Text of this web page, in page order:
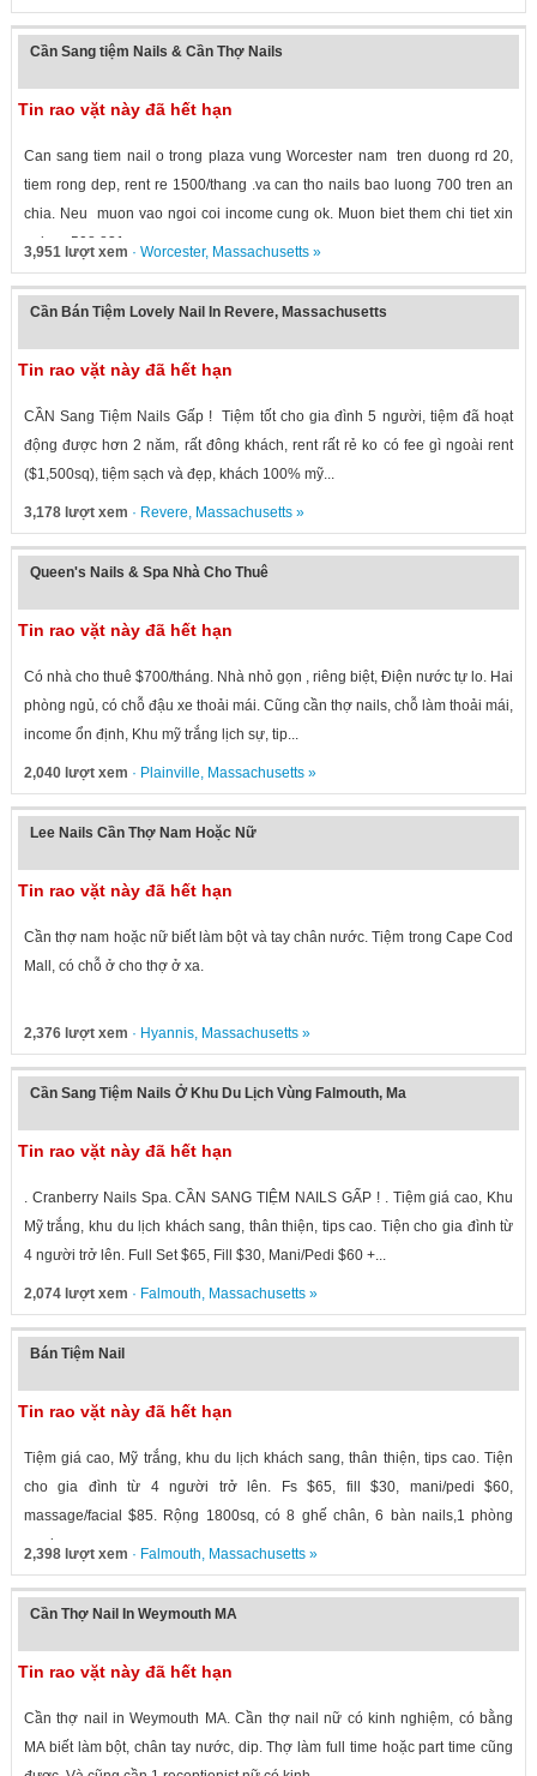
Cần Sang tiệm Nails & Cần Thợ Nails
Tin rao vặt này đã hết hạn
Can sang tiem nail o trong plaza vung Worcester nam tren duong rd 20,
tiem rong dep, rent re 1500/thang .va can tho nails bao luong 700 tren an
chia. Neu muon vao ngoi coi income cung ok. Muon biet them chi tiet xin
goi so: 508 831...
3,951 lượt xem · Worcester, Massachusetts»
Cần Bán Tiệm Lovely Nail In Revere, Massachusetts
Tin rao vặt này đã hết hạn
CẦN Sang Tiệm Nails Gấp ! Tiệm tốt cho gia đình 5 người, tiệm đã hoạt
động được hơn 2 năm, rất đông khách, rent rất rẻ ko có fee gì ngoài rent
($1,500sq), tiệm sạch và đẹp, khách 100% mỹ...
3,178 lượt xem · Revere, Massachusetts»
Queen's Nails & Spa Nhà Cho Thuê
Tin rao vặt này đã hết hạn
Có nhà cho thuê $700/tháng. Nhà nhỏ gọn , riêng biệt, Điện nước tự lo. Hai
phòng ngủ, có chỗ đậu xe thoải mái. Cũng cần thợ nails, chỗ làm thoải mái,
income ổn định, Khu mỹ trắng lịch sự, tip...
2,040 lượt xem · Plainville, Massachusetts»
Lee Nails Cần Thợ Nam Hoặc Nữ
Tin rao vặt này đã hết hạn
Cần thợ nam hoặc nữ biết làm bột và tay chân nước. Tiệm trong Cape Cod
Mall, có chỗ ở cho thợ ở xa.
2,376 lượt xem · Hyannis, Massachusetts»
Cần Sang Tiệm Nails Ở Khu Du Lịch Vùng Falmouth, Ma
Tin rao vặt này đã hết hạn
. Cranberry Nails Spa. CẦN SANG TIỆM NAILS GẤP ! . Tiệm giá cao, Khu
Mỹ trắng, khu du lịch khách sang, thân thiện, tips cao. Tiện cho gia đình từ
4 người trở lên. Full Set $65, Fill $30, Mani/Pedi $60 +...
2,074 lượt xem · Falmouth, Massachusetts»
Bán Tiệm Nail
Tin rao vặt này đã hết hạn
Tiệm giá cao, Mỹ trắng, khu du lịch khách sang, thân thiện, tips cao. Tiện
cho gia đình từ 4 người trở lên. Fs $65, fill $30, mani/pedi $60,
massage/facial $85. Rộng 1800sq, có 8 ghế chân, 6 bàn nails,1 phòng
waxing,...
2,398 lượt xem · Falmouth, Massachusetts»
Cần Thợ Nail In Weymouth MA
Tin rao vặt này đã hết hạn
Cần thợ nail in Weymouth MA. Cần thợ nail nữ có kinh nghiệm, có bằng
MA biết làm bột, chân tay nước, dip. Thợ làm full time hoặc part time cũng